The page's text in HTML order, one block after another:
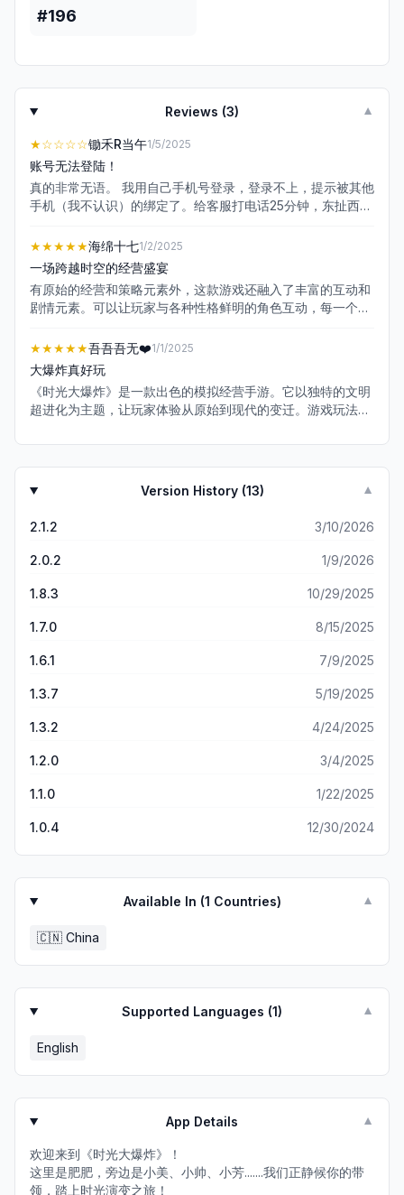
#196
Reviews (3) ▼
★☆☆☆☆锄禾R当午1/5/2025
账号无法登陆！
真的非常无语。 我用自己手机号登录，登录不上，提示被其他
手机（我不认识）的绑定了。给客服打电话25分钟，东扯西
求，客服告诉我，用其他手机登录！ 我哪来的其他手机？服
了！ 这种账号bug还用我来发现？
★★★★★海绵十七1/2/2025
一场跨越时空的经营盛宴
有原始的经营和策略元素外，这款游戏还融入了丰富的互动和
剧情元素。可以让玩家与各种性格鲜明的角色互动，每一个选
展脉络。这种设定大大增强了游戏的可玩性和代入感，让玩家
仿佛置身于一个真实的历史世界中。 爆赞
★★★★★吾吾吾无❤️1/1/2025
大爆炸真好玩
《时光大爆炸》是一款出色的模拟经营手游。它以独特的文明
超进化为主题，让玩家体验从原始到现代的变迁。游戏玩法丰
解锁科技，感受浓厚的历史氛围，极具趣味性与教育意义。
Version History (13) ▼
2.1.2 3/10/2026
2.0.2 1/9/2026
1.8.3 10/29/2025
1.7.0 8/15/2025
1.6.1 7/9/2025
1.3.7 5/19/2025
1.3.2 4/24/2025
1.2.0 3/4/2025
1.1.0 1/22/2025
1.0.4 12/30/2024
Available In (1 Countries) ▼
🇨🇳 China
Supported Languages (1) ▼
English
App Details ▼
欢迎来到《时光大爆炸》！
这里是肥肥，旁边是小美、小帅、小芳.......我们正静候你的带
领，踏上时光演变之旅！